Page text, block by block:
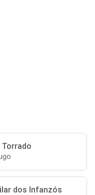
Torrado
dos Infanzós